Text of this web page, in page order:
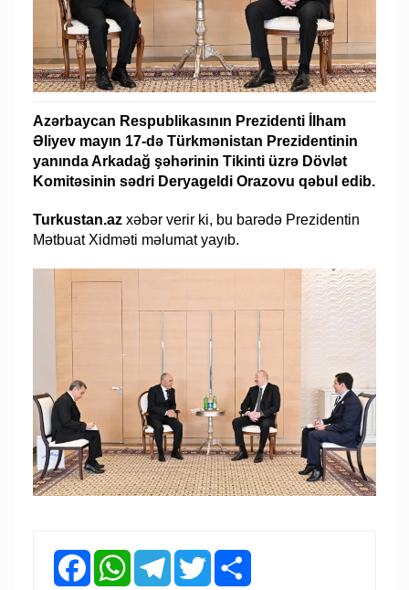
Azərbaycan Respublikasının Prezidenti İlham
Əliyev mayın 17-də Türkmənistan Prezidentinin
yanında Arkadağ şəhərinin Tikinti üzrə Dövlət
Komitəsinin sədri Deryageldi Orazovu qəbul edib.
Turkustan.az xəbər verir ki, bu barədə Prezidentin
Mətbuat Xidməti məlumat yayıb.
FacebookWhatsAppTelegramTwitter